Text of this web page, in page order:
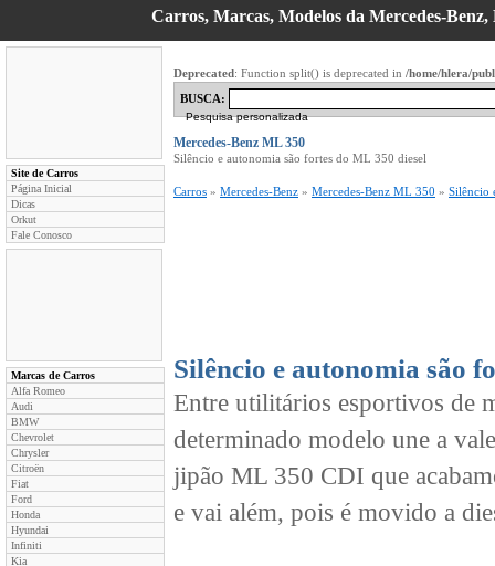
Carros, Marcas, Modelos da Mercedes-
Site de Carros
Página Inicial
Dicas
Orkut
Fale Conosco
Marcas de Carros
Alfa Romeo
Audi
BMW
Chevrolet
Chrysler
Citroën
Fiat
Ford
Honda
Hyundai
Infiniti
Kia
Deprecated: Function split() is deprecated in /home/hlera/
BUSCA:
Pesquisa personalizada
Mercedes-Benz ML 350
Silêncio e autonomia são fortes do ML 350 diesel
Carros » Mercedes-Benz » Mercedes-Benz ML 350 » Silêncio
Silêncio e autonomia são
Entre utilitários esportivos de
determinado modelo une a
jipão ML 350 CDI que
e vai além, pois é movido a